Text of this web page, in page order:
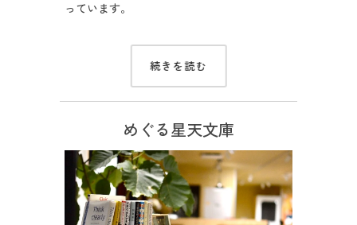
っています。
続きを読む
めぐる星天文庫